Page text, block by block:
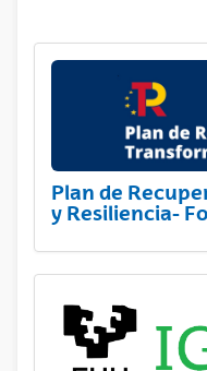
Plan de
y Resiliencia-